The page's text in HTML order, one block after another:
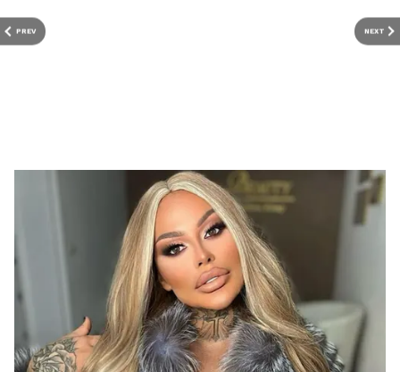
PREV NEXT
4
Gemini
আবহাওয়া দফতর (IMD) ১৪ জুন দক্ষিণ ও উত্তর
অভ্যন্তরীণ কর্নাটকের কিছু অংশে বজ্রবিদ্যুৎ-সহ